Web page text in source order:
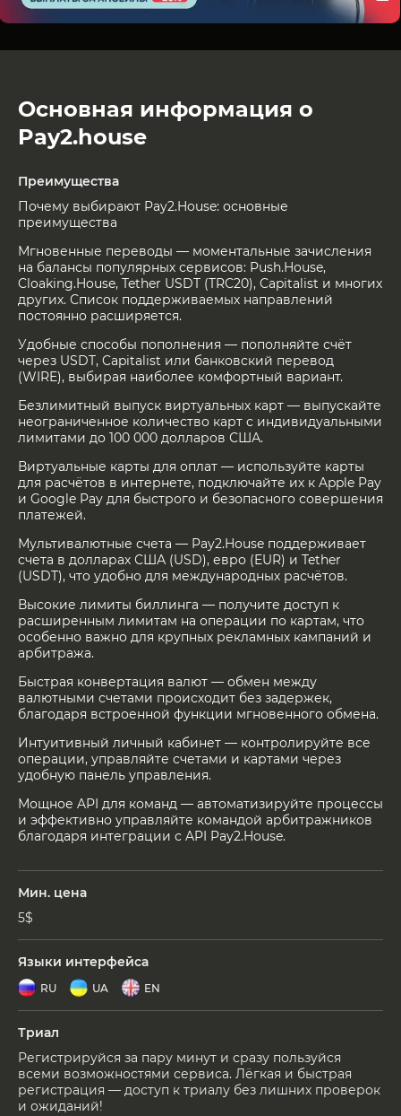
Основная информация о
Pay2.house
Преимущества
Почему выбирают Pay2.House: основные
преимущества
Мгновенные переводы — моментальные зачисления
на балансы популярных сервисов: Push.House,
Cloaking.House, Tether USDT (TRC20), Capitalist и многих
других. Список поддерживаемых направлений
постоянно расширяется.
Удобные способы пополнения — пополняйте счёт
через USDT, Capitalist или банковский перевод
(WIRE), выбирая наиболее комфортный вариант.
Безлимитный выпуск виртуальных карт — выпускайте
неограниченное количество карт с индивидуальными
лимитами до 100 000 долларов США.
Виртуальные карты для оплат — используйте карты
для расчётов в интернете, подключайте их к Apple Pay
и Google Pay для быстрого и безопасного совершения
платежей.
Мультивалютные счета — Pay2.House поддерживает
счета в долларах США (USD), евро (EUR) и Tether
(USDT), что удобно для международных расчётов.
Высокие лимиты биллинга — получите доступ к
расширенным лимитам на операции по картам, что
особенно важно для крупных рекламных кампаний и
арбитража.
Быстрая конвертация валют — обмен между
валютными счетами происходит без задержек,
благодаря встроенной функции мгновенного обмена.
Интуитивный личный кабинет — контролируйте все
операции, управляйте счетами и картами через
удобную панель управления.
Мощное API для команд — автоматизируйте процессы
и эффективно управляйте командой арбитражников
благодаря интеграции с API Pay2.House.
Мин. цена
5$
Языки интерфейса
RU UA EN
Триал
Регистрируйся за пару минут и сразу пользуйся
всеми возможностями сервиса. Лёгкая и быстрая
регистрация — доступ к триалу без лишних проверок
и ожиданий!